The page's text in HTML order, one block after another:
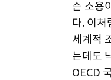
슨 소용
다. 이처
세계적
는데도
OECD